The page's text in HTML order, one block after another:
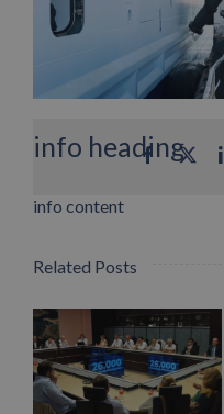
info heading
info content
Facebook
Related Posts